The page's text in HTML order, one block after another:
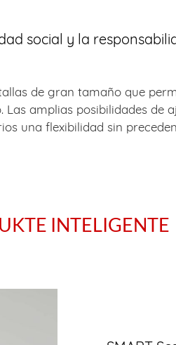
social y la
de gran tamaño que
amplias posibilidades de
una flexibilidad sin
INTELIGENTE